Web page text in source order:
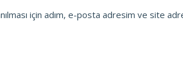
için adım, e-posta adresim ve site